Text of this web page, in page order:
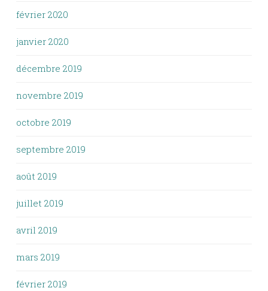
février 2020
janvier 2020
décembre 2019
novembre 2019
octobre 2019
septembre 2019
août 2019
juillet 2019
avril 2019
mars 2019
février 2019